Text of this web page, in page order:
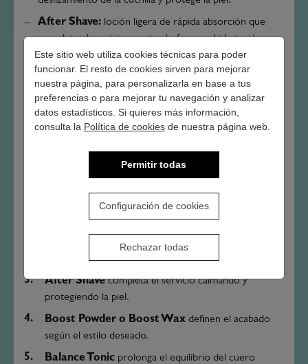
Este sitio web utiliza cookies técnicas para poder
funcionar. El resto de cookies sirven para mejorar
nuestra página, para personalizarla en base a tus
preferencias o para mejorar tu navegación y analizar
datos estadísticos. Si quieres más información,
consulta la Política de cookiesde nuestra página web.
Permitir todas
Configuración de cookies
Rechazar todas
After Shave: loción ligera de rápida absorción que
completa el servicio aportando frescor, hidratación y
confort inmediato tras el afeitado.
Del lavado al acabado: el servicio completo en
cabina
La fortaleza de 1982 For Men está en la coherencia entre
paso prepara el siguiente:
Balance Shampoolimpia y equilibra el cuero
cabelludo antes del servicio.
facilita un afeitado preciso, cómodo y
controlado.
After Shavecompleta el servicio calmando y
protegiendo la piel.
Boost Powder o Boost Wax definen el acabado
según el estilo deseado.
Balance Tonic prolonga el equilibrio del cuero